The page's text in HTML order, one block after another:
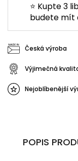
⭐ Kupte 3
budete mít
Česká výroba
Výjimečná
Nejoblíbenější
POPIS